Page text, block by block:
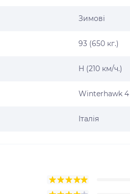
Зимові
93 (650 кг.)
H (210 км/ч.)
Winterhawk 4
Італія